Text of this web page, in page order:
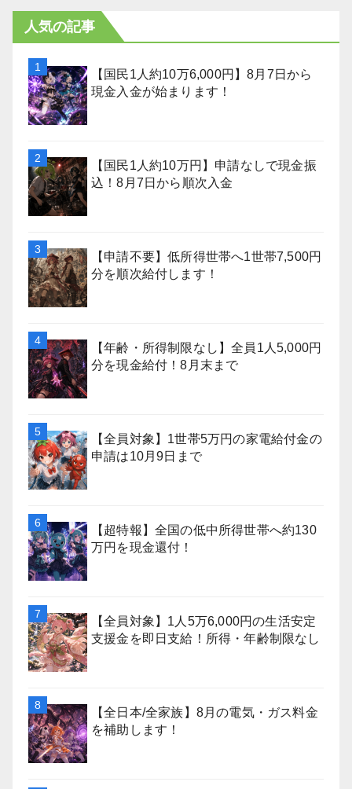
人気の記事
【国民1人約10万6,000円】8月7日から
現金入金が始まります！
【国民1人約10万円】申請なしで現金振
込！8月7日から順次入金
【申請不要】低所得世帯へ1世帯7,500円
分を順次給付します！
【年齢・所得制限なし】全員1人5,000円
分を現金給付！8月末まで
【全員対象】1世帯5万円の家電給付金の
申請は10月9日まで
【超特報】全国の低中所得世帯へ約130
万円を現金還付！
【全員対象】1人5万6,000円の生活安定
支援金を即日支給！所得・年齢制限なし
【全日本/全家族】8月の電気・ガス料金
を補助します！